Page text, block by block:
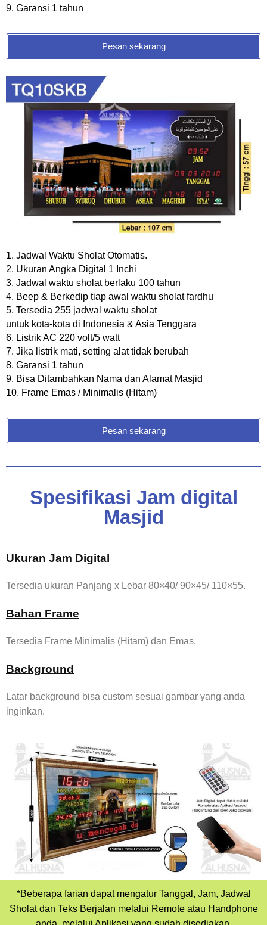
9. Garansi 1 tahun
Pesan sekarang
1. Jadwal Waktu Sholat Otomatis.
2. Ukuran Angka Digital 1 Inchi
3. Jadwal waktu sholat berlaku 100 tahun
4. Beep & Berkedip tiap awal waktu sholat fardhu
5. Tersedia 255 jadwal waktu sholat
untuk kota-kota di Indonesia & Asia Tenggara
6. Listrik AC 220 volt/5 watt
7. Jika listrik mati, setting alat tidak berubah
8. Garansi 1 tahun
9. Bisa Ditambahkan Nama dan Alamat Masjid
10. Frame Emas / Minimalis (Hitam)
Pesan sekarang
Spesifikasi Jam digital
Masjid
Ukuran Jam Digital
Tersedia ukuran Panjang x Lebar 80×40/ 90×45/ 110×55.
Bahan Frame
Tersedia Frame Minimalis (Hitam) dan Emas.
Background
Latar background bisa custom sesuai gambar yang anda
inginkan.
*Beberapa farian dapat mengatur Tanggal, Jam, Jadwal
Sholat dan Teks Berjalan melalui Remote atau Handphone